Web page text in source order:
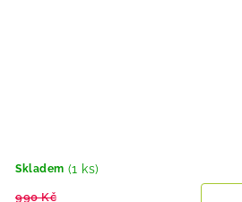
Skladem (1 ks)
990 Kč